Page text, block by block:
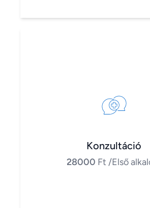
Konzultáció
28000 Ft /Első